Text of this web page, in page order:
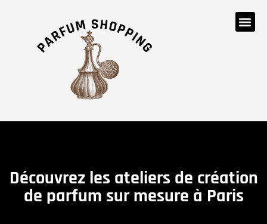
Découvrez les ateliers de création
de parfum sur mesure à Paris